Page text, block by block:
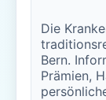
Die
Bern.
Prämien,